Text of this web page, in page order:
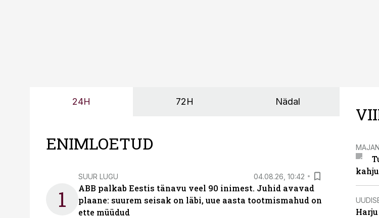
24H 72H Nädal
ENIMLOETUD
1
SUUR LUGU 04.08.26, 10:42
ABB palkab Eestis tänavu veel 90 inimest. Juhid avavad
plaane: suurem seisak on läbi, uue aasta tootmismahud on
ette müüdud